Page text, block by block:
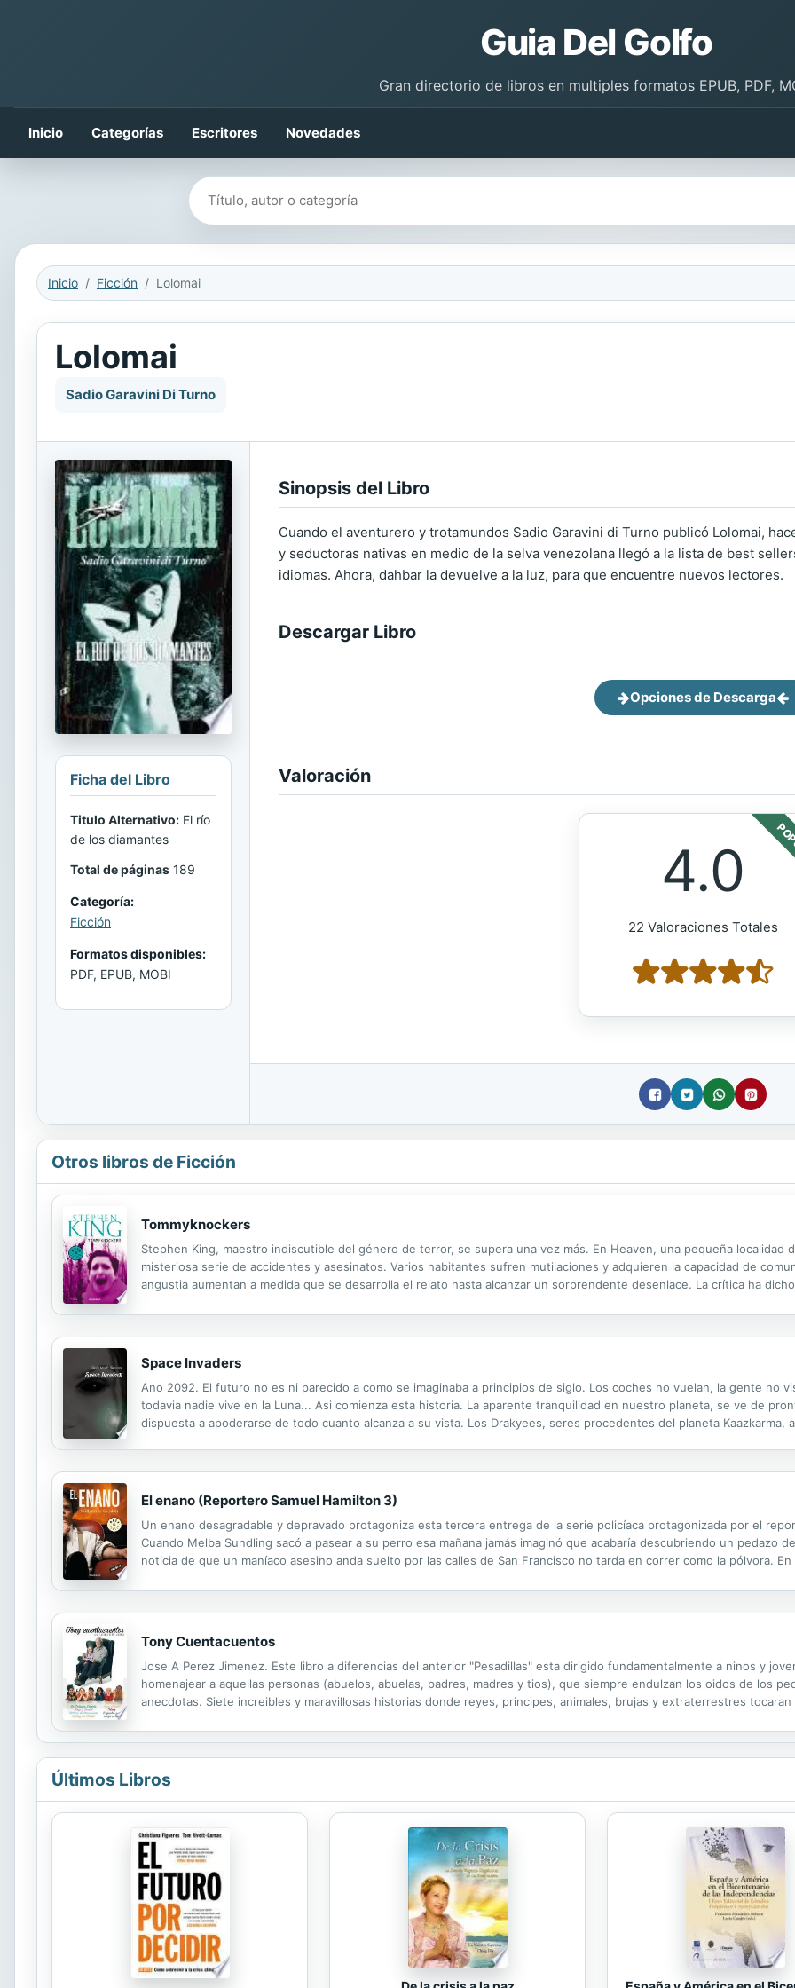
Guia Del Golfo
Gran directorio de libros en multiples formatos EPUB, PDF,
Inicio Categorías Escritores Novedades
Buscar libros
Inicio Ficción Lolomai
Lolomai
Sadio Garavini Di Turno
Ficha del Libro
Titulo Alternativo: El río
de los diamantes
Total de páginas 189
Categoría:
Ficción
Formatos disponibles:
PDF, EPUB, MOBI
Sinopsis del Libro
Cuando el aventurero y trotamundos Sadio Garavini di Turno publicó Lolomai,
y seductoras nativas en medio de la selva venezolana llegó a la lista de best
idiomas. Ahora, dahbar la devuelve a la luz, para que encuentre nuevos lectores.
Descargar Libro
Opciones de Descarga
Valoración
4.0
22 Valoraciones Totales
Otros libros de Ficción
Tommyknockers
Stephen King, maestro indiscutible del género de terror, se supera una vez más. En Heaven, una pequeña localidad
misteriosa serie de accidentes y asesinatos. Varios habitantes sufren mutilaciones y adquieren la capacidad de
angustia aumentan a medida que se desarrolla el relato hasta alcanzar un sorprendente desenlace. La crítica ha
Space Invaders
Ano 2092. El futuro no es ni parecido a como se imaginaba a principios de siglo. Los coches no vuelan, la gente no
todavia nadie vive en la Luna... Asi comienza esta historia. La aparente tranquilidad en nuestro planeta, se ve de
dispuesta a apoderarse de todo cuanto alcanza a su vista. Los Drakyees, seres procedentes del planeta
El enano (Reportero Samuel Hamilton 3)
Un enano desagradable y depravado protagoniza esta tercera entrega de la serie policíaca protagonizada por el
Cuando Melba Sundling sacó a pasear a su perro esa mañana jamás imaginó que acabaría descubriendo un pedazo
noticia de que un maníaco asesino anda suelto por las calles de San Francisco no tarda en correr como la pólvora.
Tony Cuentacuentos
Jose A Perez Jimenez. Este libro a diferencias del anterior "Pesadillas" esta dirigido fundamentalmente a ninos y
homenajear a aquellas personas (abuelos, abuelas, padres, madres y tios), que siempre endulzan los oidos de los
anecdotas. Siete increibles y maravillosas historias donde reyes, principes, animales, brujas y extraterrestres
Últimos Libros